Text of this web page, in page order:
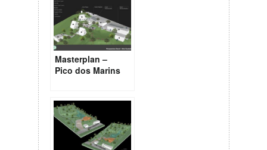
Masterplan –
Pico dos Marins